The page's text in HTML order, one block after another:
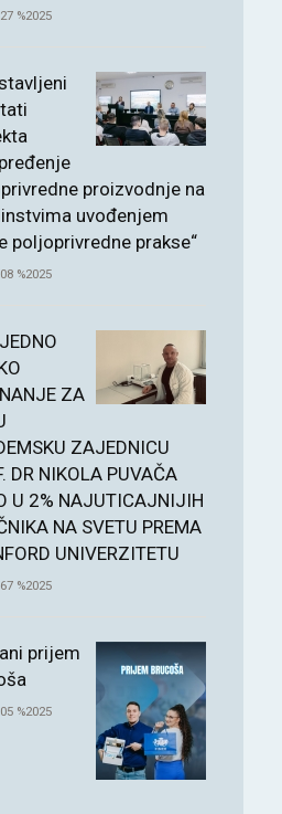
%2025
proizvodnje na
uvođenjem
poljoprivredne prakse“
%2025
ZA
ZAJEDNICU
DR NIKOLA PUVAČA
U 2% NAJUTICAJNIJIH
NA SVETU PREMA
UNIVERZITETU
%2025
prijem
%2025